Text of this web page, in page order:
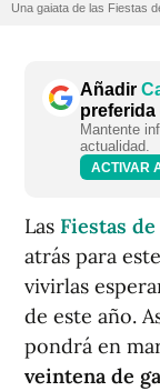
Una gaiata de las Fiestas
Añadir
preferida
Mantente
actualidad.
ACTIVAR
Las Fiestas
atrás para
vivirlas
de este año.
pondrá en
veintena de